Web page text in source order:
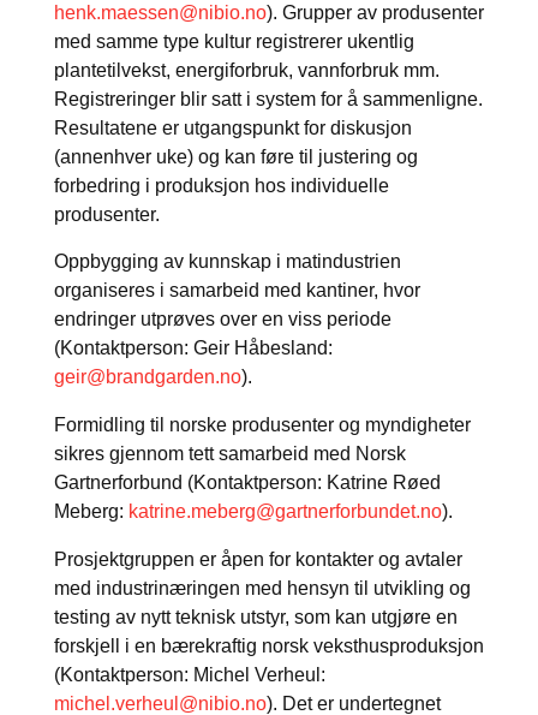
henk.maessen@nibio.no). Grupper av produsenter
med samme type kultur registrerer ukentlig
plantetilvekst, energiforbruk, vannforbruk mm.
Registreringer blir satt i system for å sammenligne.
Resultatene er utgangspunkt for diskusjon
(annenhver uke) og kan føre til justering og
forbedring i produksjon hos individuelle
produsenter.
Oppbygging av kunnskap i matindustrien
organiseres i samarbeid med kantiner, hvor
endringer utprøves over en viss periode
(Kontaktperson: Geir Håbesland:
geir@brandgarden.no).
Formidling til norske produsenter og myndigheter
sikres gjennom tett samarbeid med Norsk
Gartnerforbund (Kontaktperson: Katrine Røed
Meberg: katrine.meberg@gartnerforbundet.no).
Prosjektgruppen er åpen for kontakter og avtaler
med industrinæringen med hensyn til utvikling og
testing av nytt teknisk utstyr, som kan utgjøre en
forskjell i en bærekraftig norsk veksthusproduksjon
(Kontaktperson: Michel Verheul:
michel.verheul@nibio.no). Det er undertegnet